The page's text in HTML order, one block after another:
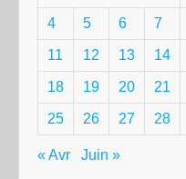
4 5 6 7
11 12 13 14
18 19 20 21
25 26 27 28
« Avr Juin »